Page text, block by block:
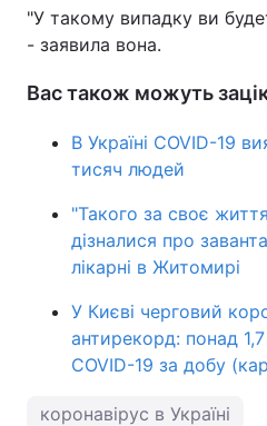
"У такому випадку ви
- заявила вона.
Вас також можуть
В Україні COVID-19
тисяч людей
"Такого за своє
дізналися про
лікарні в Житомирі
У Києві черговий
антирекорд: понад
COVID-19 за добу
коронавірус в Україні